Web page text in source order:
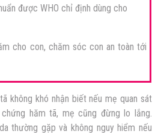
được WHO chỉ định dùng cho
cho con, chăm sóc con an toàn tới
không khó nhận biết nếu mẹ quan sát
hăm tã, mẹ cũng đừng lo lắng.
thường gặp và không nguy hiểm nếu